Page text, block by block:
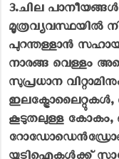
3.ചില
മൂത്രവ്യവസ്ഥയിൽ
പുറന്തള്ളാൻ
നാരങ്ങ വെള്ളം
സുപ്രധാന
കൂടുതലുള്ള കോകം,